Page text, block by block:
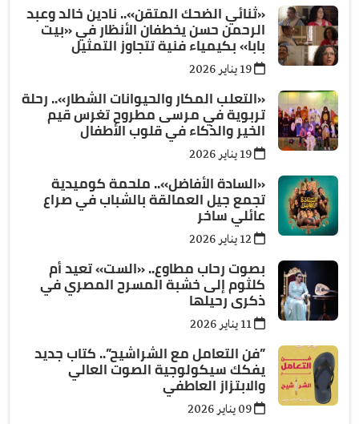
«ثنائي الضحك المتقن».. نادين خالد وعبد
الرحمن حسن يخطفان الأنظار في «بيت
بابا» بكيمياء فنية تتجاوز التمثيل
«التعلب المكار والحيوانات الشطار».. رحلة
تربوية في مرسى مطروح تغرس قيم
الخير والذكاء في قلوب الأطفال
«السادة الأفاضل».. ملحمة كوميدية
تجمع جيل العمالقة بالشباب في صراع
عائلي ساخر
بصوت رحاب مطاوع.. «الست» تعيد أم
كلثوم إلى خشبة المسرح المصري في
ذكرى رحيلها
”فن التعامل مع الشراشيح”.. كتاب جديد
يفكك سيكولوجية الصوت العالي
والابتزاز العاطفي